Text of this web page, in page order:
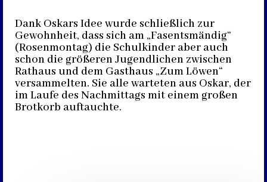
Dank Oskars Idee wurde schließlich zur
Gewohnheit, dass sich am „Fasentsmändig“
(Rosenmontag) die Schulkinder aber auch
schon die größeren Jugendlichen zwischen
Rathaus und dem Gasthaus „Zum Löwen“
versammelten. Sie alle warteten aus Oskar, der
im Laufe des Nachmittags mit einem großen
Brotkorb auftauchte.